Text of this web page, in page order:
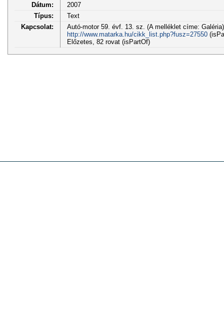
Dátum:
2007
Típus:
Text
Kapcsolat:
Autó-motor 59. évf. 13. sz. (A melléklet címe:
http://www.matarka.hu/cikk_list.php?fusz=27550
Előzetes, 82 rovat (isPartOf)